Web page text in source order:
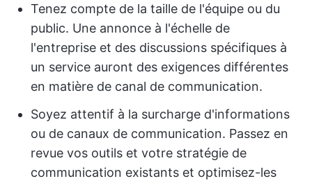
Tenez compte de la taille de l'équipe ou du
public. Une annonce à l'échelle de
l'entreprise et des discussions spécifiques à
un service auront des exigences différentes
en matière de canal de communication.
Soyez attentif à la surcharge d'informations
ou de canaux de communication. Passez en
revue vos outils et votre stratégie de
communication existants et optimisez-les